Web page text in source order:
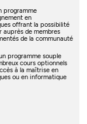
programme
en
offrant la possibilité
auprès de membres
de la communauté
programme souple
cours optionnels
à la maîtrise en
ou en informatique